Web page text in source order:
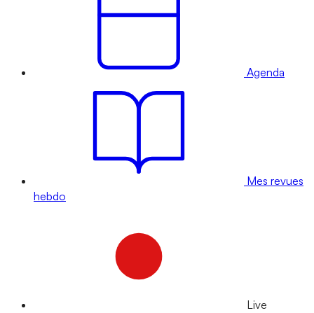
Agenda
Mes revues
hebdo
Live